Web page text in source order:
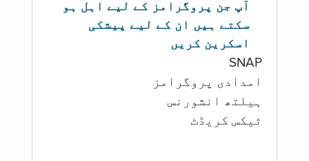
آپ جن پروگرامز کے لیے اہل ہو
سکتے ہیں ان کے لیے پیشکی
اسکرین کریں
SNAP
امدادی پروگرامز
‏ہیلتھ انشورنس
ٹیکس کریڈٹ